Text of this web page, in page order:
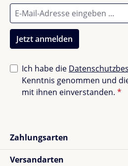
Jetzt anmelden
Ich habe die
Kenntnis genommen und
mit ihnen einverstanden. *
Zahlungsarten
Versandarten